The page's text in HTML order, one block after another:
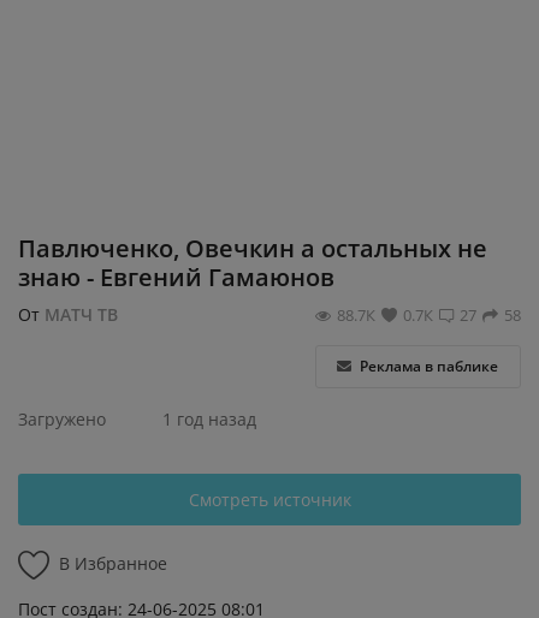
Павлюченко, Овечкин а остальных не
знаю - Евгений Гамаюнов
От МАТЧ ТВ 58
27
0.7К
88.7К
Реклама в паблике
Загружено 1 год назад
Смотреть источник
В Избранное
Пост создан: 24-06-2025 08:01